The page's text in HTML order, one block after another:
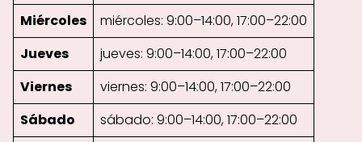
Miércoles
miércoles: 9:00–14:00, 17:00–22:00
Jueves
jueves: 9:00–14:00, 17:00–22:00
Viernes
viernes: 9:00–14:00, 17:00–22:00
Sábado
sábado: 9:00–14:00, 17:00–22:00